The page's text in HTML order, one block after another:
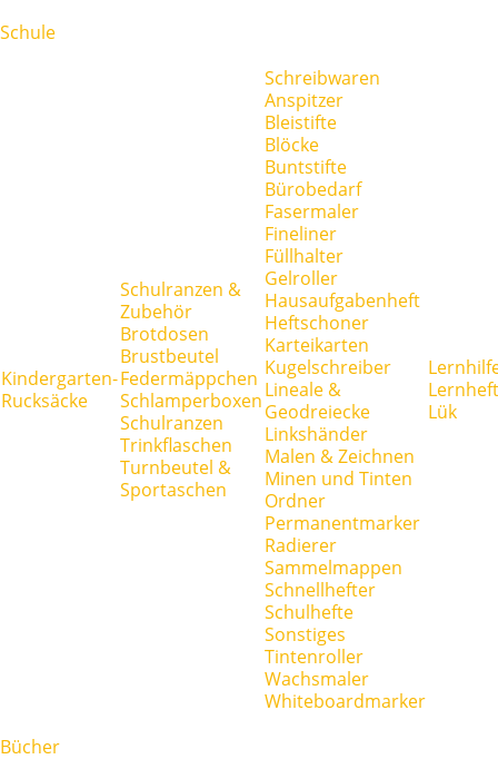
Schule
Kindergarten-
Rucksäcke
Schulranzen &
Zubehör
Brotdosen
Brustbeutel
Federmäppchen
Schlamperboxen
Schulranzen
Trinkflaschen
Turnbeutel &
Sportaschen
Schreibwaren
Anspitzer
Bleistifte
Blöcke
Buntstifte
Bürobedarf
Fasermaler
Fineliner
Füllhalter
Gelroller
Hausaufgabenheft
Heftschoner
Karteikarten
Kugelschreiber
Lineale &
Geodreiecke
Linkshänder
Malen & Zeichnen
Minen und Tinten
Ordner
Permanentmarker
Radierer
Sammelmappen
Schnellhefter
Schulhefte
Sonstiges
Tintenroller
Wachsmaler
Whiteboardmarker
Lük
Bücher